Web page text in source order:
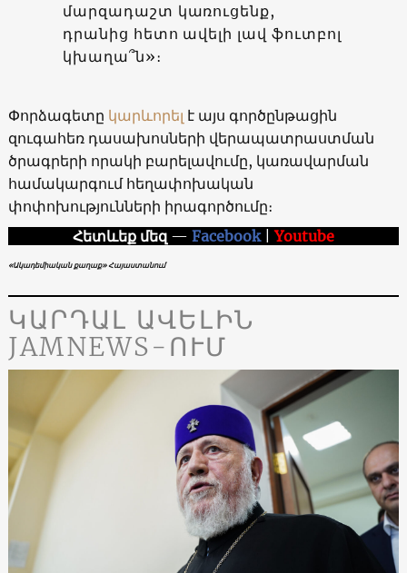
մարզադաշտ կառուցենք,
դրանից հետո ավելի լավ ֆուտբոլ
կխաղա՞ն»։
Փորձագետը կարևորել է այս գործընթացին
զուգահեռ դասախոսների վերապատրաստման
ծրագրերի որակի բարելավումը, կառավարման
համակարգում հեղափոխական
փոփոխությունների իրագործումը։
Հետևեք մեզ — Facebook |Youtube
«Ակադեմիական քաղաք» Հայաստանում
ԿԱՐԴԱԼ ԱՎԵԼԻՆ
JAMNEWS-ՈՒՄ